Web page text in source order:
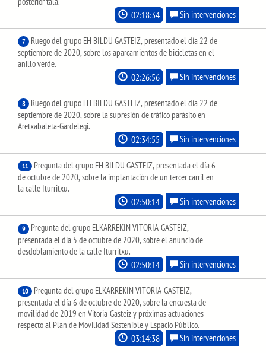
02:18:34 Sin intervenciones
7
Ruego del grupo EH BILDU GASTEIZ, presentado el día 22 de
septiembre de 2020, sobre los aparcamientos de bicicletas en el
anillo verde.
02:26:56 Sin intervenciones
8
Ruego del grupo EH BILDU GASTEIZ, presentado el día 22 de
septiembre de 2020, sobre la supresión de tráfico parásito en
Aretxabaleta-Gardelegi.
02:34:55 Sin intervenciones
11
Pregunta del grupo EH BILDU GASTEIZ, presentada el día 6
de octubre de 2020, sobre la implantación de un tercer carril en
la calle Iturritxu.
02:50:14 Sin intervenciones
9
Pregunta del grupo ELKARREKIN VITORIA-GASTEIZ,
presentada el día 5 de octubre de 2020, sobre el anuncio de
desdoblamiento de la calle Iturritxu.
02:50:14 Sin intervenciones
10
Pregunta del grupo ELKARREKIN VITORIA-GASTEIZ,
presentada el día 6 de octubre de 2020, sobre la encuesta de
movilidad de 2019 en Vitoria-Gasteiz y próximas actuaciones
respecto al Plan de Movilidad Sostenible y Espacio Público.
03:14:38 Sin intervenciones